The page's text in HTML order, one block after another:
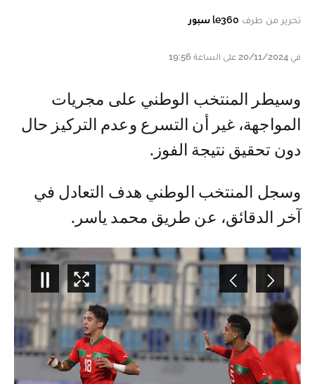
تحرير من طرف le360 سبور
في 20/11/2024 على الساعة 19:56
وسيطر المنتخب الوطني على مجريات
المواجهة، غير أن التسرع وعدم التركيز حال
دون تحقيق نتيجة الفوز.
وسجل المنتخب الوطني هدف التعادل في
آخر الدقائق، عن طريق محمد ياسر.